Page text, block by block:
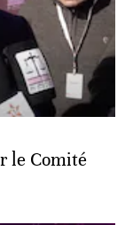
le Comité